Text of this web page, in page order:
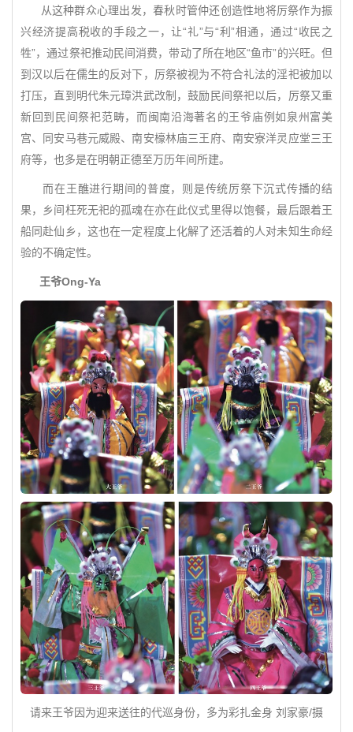
从这种群众心理出发，春秋时管仲还创造性地将厉祭作为振
兴经济提高税收的手段之一，让“礼”与“利”相通，通过“收民之
牲”，通过祭祀推动民间消费，带动了所在地区“鱼市”的兴旺。但
到汉以后在儒生的反对下，厉祭被视为不符合礼法的淫祀被加以
打压，直到明代朱元璋洪武改制，鼓励民间祭祀以后，厉祭又重
新回到民间祭祀范畴，而闽南沿海著名的王爷庙例如泉州富美
宫、同安马巷元威殿、南安檺林庙三王府、南安寮洋灵应堂三王
府等，也多是在明朝正德至万历年间所建。
而在王醮进行期间的普度，则是传统厉祭下沉式传播的结
果，乡间枉死无祀的孤魂在亦在此仪式里得以饱餐，最后跟着王
船同赴仙乡，这也在一定程度上化解了还活着的人对未知生命经
验的不确定性。
王爷Ong-Ya
请来王爷因为迎来送往的代巡身份，多为彩扎金身 刘家豪/摄